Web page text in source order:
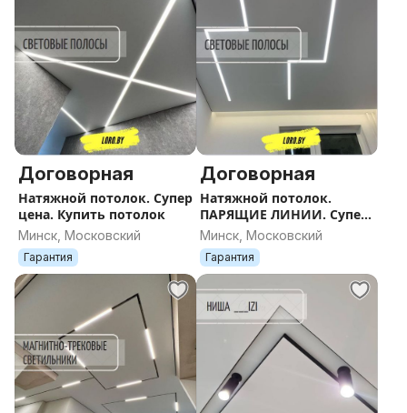
Договорная
Натяжной потолок. Супер
цена. Купить потолок
Минск, Московский
Гарантия
Договорная
Натяжной потолок.
ПАРЯЩИЕ ЛИНИИ. Супер
цена.
Минск, Московский
Гарантия